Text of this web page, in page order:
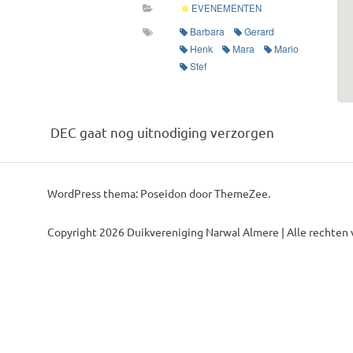
EVENEMENTEN
Barbara
Gerard
Henk
Mara
Mario
Stef
DEC gaat nog uitnodiging verzorgen
WordPress thema: Poseidon door ThemeZee.
Copyright 2026 Duikvereniging Narwal Almere | Alle rechten